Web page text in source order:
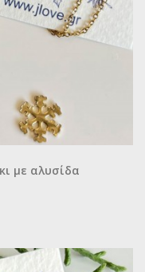
με αλυσίδα